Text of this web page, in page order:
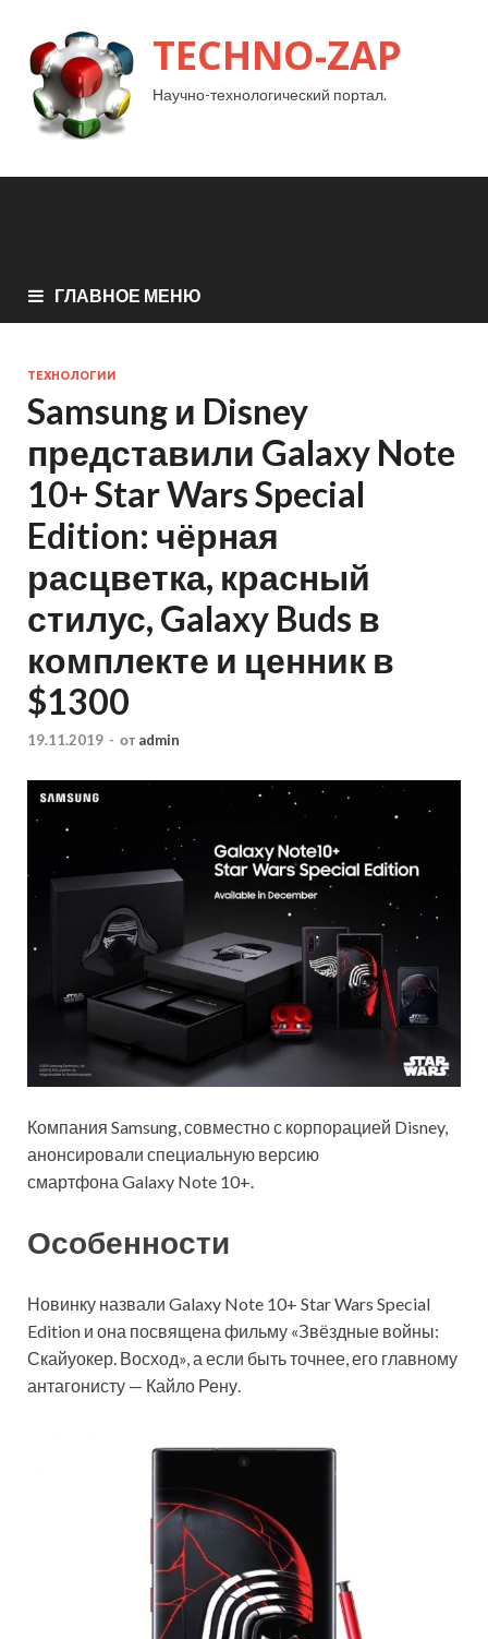
TECHNO-ZAP
Научно-технологический портал.
ГЛАВНОЕ МЕНЮ
ТЕХНОЛОГИИ
Samsung и Disney
представили Galaxy Note
10+ Star Wars Special
Edition: чёрная
расцветка, красный
стилус, Galaxy Buds в
комплекте и ценник в
$1300
19.11.2019 - от admin
Компания Samsung, совместно с корпорацией Disney,
анонсировали специальную версию
смартфона Galaxy Note 10+.
Особенности
Новинку назвали Galaxy Note 10+ Star Wars Special
Edition и она посвящена фильму «Звёздные войны:
Скайуокер. Восход», а если быть точнее, его главному
антагонисту — Кайло Рену.